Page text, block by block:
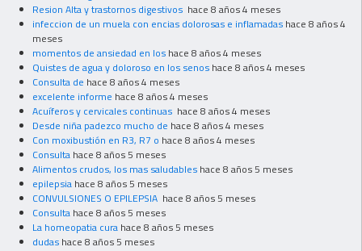
Resion Alta y trastornos digestivos hace 8 años 4 meses
infeccion de un muela con encias dolorosas e inflamadas hace 8 años 4
meses
momentos de ansiedad en los hace 8 años 4 meses
Quistes de agua y doloroso en los senos hace 8 años 4 meses
Consulta de hace 8 años 4 meses
excelente informe hace 8 años 4 meses
Acuíferos y cervicales continuas hace 8 años 4 meses
Desde niña padezco mucho de hace 8 años 4 meses
Con moxibustión en R3, R7 o hace 8 años 4 meses
Consulta hace 8 años 5 meses
Alimentos crudos, los mas saludables hace 8 años 5 meses
epilepsia hace 8 años 5 meses
CONVULSIONES O EPILEPSIA hace 8 años 5 meses
Consulta hace 8 años 5 meses
La homeopatia cura hace 8 años 5 meses
dudas hace 8 años 5 meses